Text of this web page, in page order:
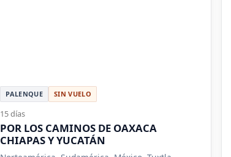
PALENQUE SIN VUELO
15 días
POR LOS CAMINOS DE OAXACA
CHIAPAS Y YUCATÁN